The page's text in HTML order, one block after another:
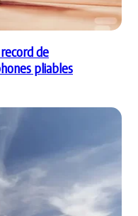
de
pliables